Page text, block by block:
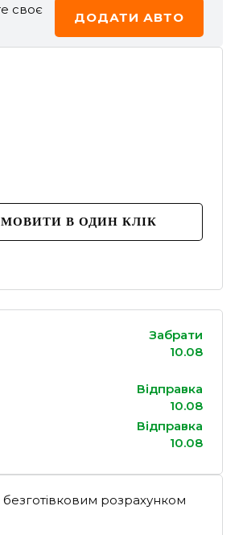
своє
ДОДАТИ АВТО
В ОДИН КЛІК
Забрати
10.08
Відправка
10.08
Відправка
10.08
розрахунком